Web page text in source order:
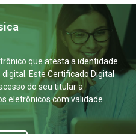
que atesta a identidade
Este Certificado Digital
do seu titular a
eletrônicos com validade